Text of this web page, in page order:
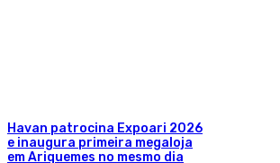
Havan patrocina Expoari 2026
e inaugura primeira megaloja
em Ariquemes no mesmo dia